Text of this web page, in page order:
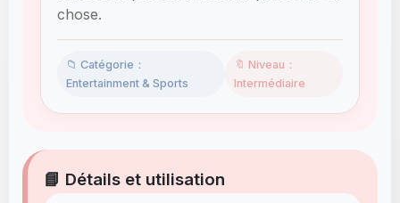
chose.
📁 Catégorie：
Entertainment & Sports
🔖 Niveau：
Intermédiaire
📘 Détails et utilisation